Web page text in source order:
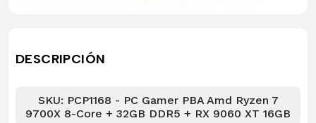
DESCRIPCIÓN
SKU: PCP1168 - PC Gamer PBA Amd Ryzen 7
9700X 8-Core + 32GB DDR5 + RX 9060 XT 16GB